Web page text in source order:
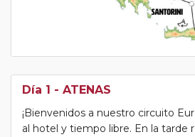
Día 1 - ATENAS
¡Bienvenidos a nuestro circuito
al hotel y tiempo libre. En la tarde